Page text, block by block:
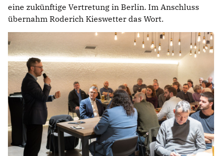
eine zukünftige Vertretung in Berlin. Im Anschluss
übernahm Roderich Kieswetter das Wort.